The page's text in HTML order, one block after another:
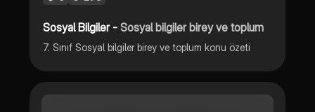
Sosyal Bilgiler -Sosyal bilgiler birey ve toplum
7. Sınıf Sosyal bilgiler birey ve toplum konu özeti